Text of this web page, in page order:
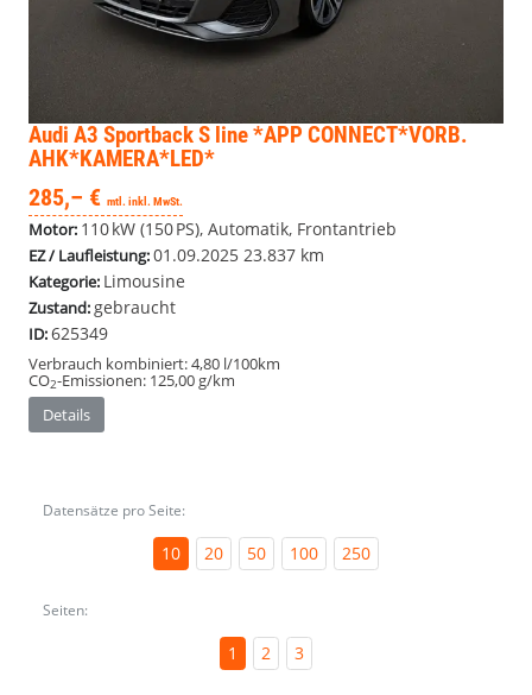
Audi A3 SportbackS line *APP CONNECT*VORB.
AHK*KAMERA*LED*
285,– € mtl. inkl. MwSt.
Motor: 110 kW (150 PS), Automatik, Frontantrieb
EZ / Laufleistung:01.09.2025 23.837 km
Kategorie: Limousine
Zustand:gebraucht
ID:625349
Verbrauch kombiniert:4,80 l/100km
CO2-Emissionen: 125,00 g/km
Details
Datensätze pro Seite:
10 20 50 100 250
Seiten:
1 2 3